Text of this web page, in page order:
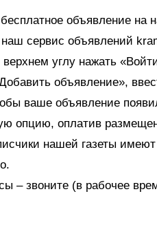
объявление на
сервис объявлений
углу нажать
объявление»,
ваше объявление
опцию, оплатив
нашей газеты
– звоните (в рабочее